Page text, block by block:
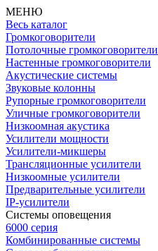
МЕНЮ
Весь каталог
Громкоговорители
Потолочные громкоговорители
Настенные громкоговорители
Акустические системы
Звуковые колонны
Рупорные громкоговорители
Уличные громкоговорители
Низкоомная акустика
Усилители мощности
Усилители-микшеры
Трансляционные усилители
Низкоомные усилители
Предварительные усилители
IP-усилители
Системы оповещения
6000 серия
Комбинированные системы